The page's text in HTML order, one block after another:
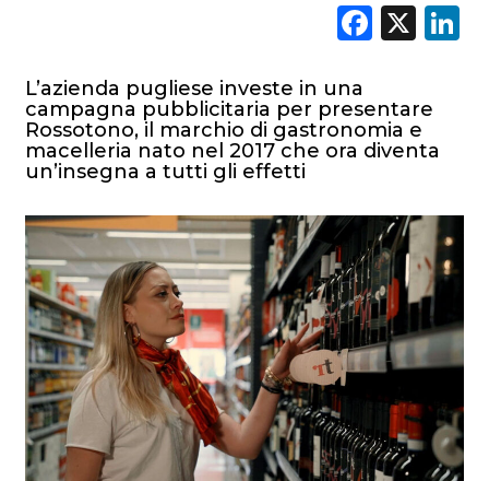
X
L’azienda pugliese investe in una
campagna pubblicitaria per presentare
Rossotono, il marchio di gastronomia e
macelleria nato nel 2017 che ora diventa
un’insegna a tutti gli effetti